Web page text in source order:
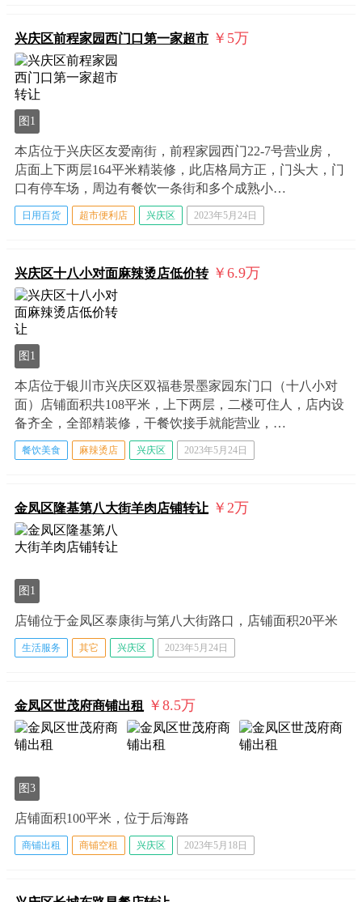
兴庆区前程家园西门口第一家超市 ￥5万
图1
本店位于兴庆区友爱南街，前程家园西门22-7号营业房，
店面上下两层164平米精装修，此店格局方正，门头大，门
口有停车场，周边有餐饮一条街和多个成熟小…
日用百货 超市便利店 兴庆区 2023年5月24日
兴庆区十八小对面麻辣烫店低价转 ￥6.9万
图1
本店位于银川市兴庆区双福巷景墨家园东门口（十八小对
面）店铺面积共108平米，上下两层，二楼可住人，店内设
备齐全，全部精装修，干餐饮接手就能营业，…
餐饮美食 麻辣烫店 兴庆区 2023年5月24日
金凤区隆基第八大街羊肉店铺转让 ￥2万
图1
店铺位于金凤区泰康街与第八大街路口，店铺面积20平米
生活服务 其它 兴庆区 2023年5月24日
金凤区世茂府商铺出租 ￥8.5万
图3
店铺面积100平米，位于后海路
商铺出租 商铺空租 兴庆区 2023年5月18日